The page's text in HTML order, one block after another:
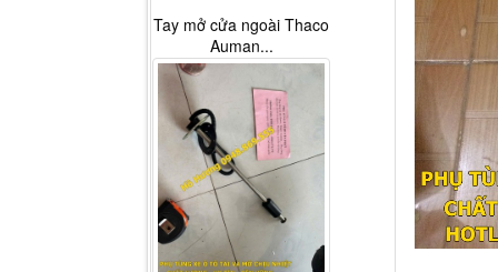
Tay mở cửa ngoài Thaco
Auman...